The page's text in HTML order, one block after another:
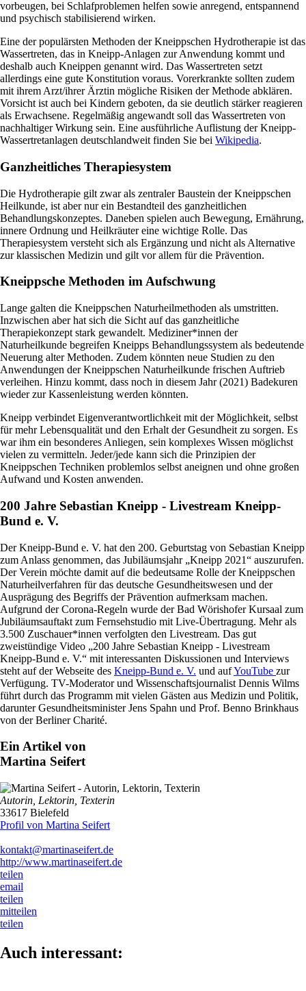
vorbeugen, bei Schlafproblemen helfen sowie anregend, entspannend
und psychisch stabilisierend wirken.
Eine der populärsten Methoden der Kneippschen Hydrotherapie ist das
Wassertreten, das in Kneipp-Anlagen zur Anwendung kommt und
deshalb auch Kneippen genannt wird. Das Wassertreten setzt
allerdings eine gute Konstitution voraus. Vorerkrankte sollten zudem
mit ihrem Arzt/ihrer Ärztin mögliche Risiken der Methode abklären.
Vorsicht ist auch bei Kindern geboten, da sie deutlich stärker reagieren
als Erwachsene. Regelmäßig angewandt soll das Wassertreten von
nachhaltiger Wirkung sein. Eine ausführliche Auflistung der Kneipp-
Wassertretanlagen deutschlandweit finden Sie bei Wikipedia.
Ganzheitliches Therapiesystem
Die Hydrotherapie gilt zwar als zentraler Baustein der Kneippschen
Heilkunde, ist aber nur ein Bestandteil des ganzheitlichen
Behandlungskonzeptes. Daneben spielen auch Bewegung, Ernährung,
innere Ordnung und Heilkräuter eine wichtige Rolle. Das
Therapiesystem versteht sich als Ergänzung und nicht als Alternative
zur klassischen Medizin und gilt vor allem für die Prävention.
Kneippsche Methoden im Aufschwung
Lange galten die Kneippschen Naturheilmethoden als umstritten.
Inzwischen aber hat sich die Sicht auf das ganzheitliche
Therapiekonzept stark gewandelt. Mediziner*innen der
Naturheilkunde begreifen Kneipps Behandlungssystem als bedeutende
Neuerung alter Methoden. Zudem könnten neue Studien zu den
Anwendungen der Kneippschen Naturheilkunde frischen Auftrieb
verleihen. Hinzu kommt, dass noch in diesem Jahr (2021) Badekuren
wieder zur Kassenleistung werden könnten.
Kneipp verbindet Eigenverantwortlichkeit mit der Möglichkeit, selbst
für mehr Lebensqualität und den Erhalt der Gesundheit zu sorgen. Es
war ihm ein besonderes Anliegen, sein komplexes Wissen möglichst
vielen zu vermitteln. Jeder/jede kann sich die Prinzipien der
Kneippschen Techniken problemlos selbst aneignen und ohne großen
Aufwand und Kosten anwenden.
200 Jahre Sebastian Kneipp - Livestream Kneipp-
Bund e. V.
Der Kneipp-Bund e. V. hat den 200. Geburtstag von Sebastian Kneipp
zum Anlass genommen, das Jubiläumsjahr „Kneipp 2021“ auszurufen.
Der Verein möchte damit auf die bedeutsame Rolle der Kneippschen
Naturheilverfahren für das deutsche Gesundheitswesen und der
Ausprägung des Begriffs der Prävention aufmerksam machen.
Aufgrund der Corona-Regeln wurde der Bad Wörishofer Kursaal zum
Jubiläumsauftakt zum Fernsehstudio mit Live-Übertragung. Mehr als
3.500 Zuschauer*innen verfolgten den Livestream. Das gut
zweistündige Video „200 Jahre Sebastian Kneipp - Livestream
Kneipp-Bund e. V.“ mit interessanten Diskussionen und Interviews
steht auf der Webseite des Kneipp-Bund e. V. und aufYouTube zur
Verfügung. TV-Moderator und Wissenschaftsjournalist Dennis Wilms
führt durch das Programm mit vielen Gästen aus Medizin und Politik,
darunter Gesundheitsminister Jens Spahn und Prof. Benno Brinkhaus
von der Berliner Charité.
Ein Artikel von
Martina Seifert
Autorin, Lektorin, Texterin
33617 Bielefeld
Profil von Martina Seifert
kontakt@martinaseifert.de
http://www.martinaseifert.de
teilen
email
teilen
mitteilen
teilen
Auch interessant: